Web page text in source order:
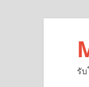
รั